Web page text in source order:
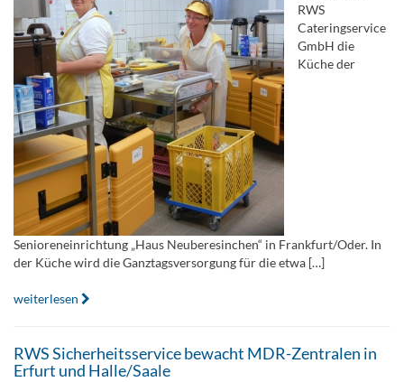
RWS
Cateringservice
GmbH die
Küche der
Senioreneinrichtung „Haus Neuberesinchen“ in Frankfurt/Oder. In
der Küche wird die Ganztagsversorgung für die etwa […]
weiterlesen
RWS Sicherheitsservice bewacht MDR-Zentralen in
Erfurt und Halle/Saale